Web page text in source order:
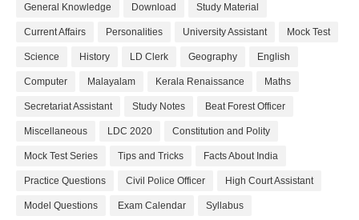
General Knowledge Download Study Material
Current Affairs Personalities University Assistant Mock Test
Science History LD Clerk Geography English
Computer Malayalam Kerala Renaissance Maths
Secretariat Assistant Study Notes Beat Forest Officer
Miscellaneous LDC 2020 Constitution and Polity
Mock Test Series Tips and Tricks Facts About India
Practice Questions Civil Police Officer High Court Assistant
Model Questions Exam Calendar Syllabus